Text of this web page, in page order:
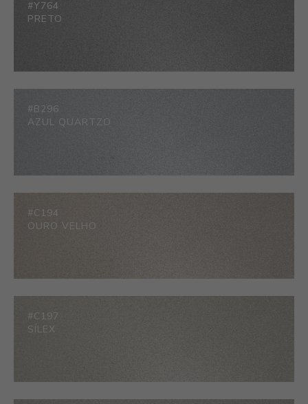
#Y764
PRETO
#B296
AZUL QUARTZO
#C194
OURO VELHO
#C197
SÍLEX